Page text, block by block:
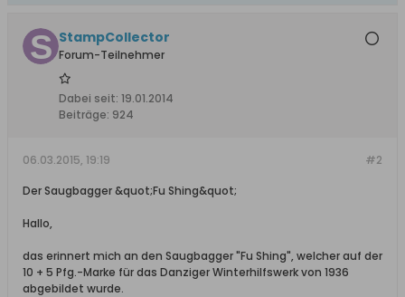
StampCollector
Forum-Teilnehmer
Dabei seit: 19.01.2014
Beiträge: 924
#2
06.03.2015, 19:19
Der Saugbagger &quot;Fu Shing&quot;
Hallo,
das erinnert mich an den Saugbagger "Fu Shing", welcher auf der
10 + 5 Pfg.-Marke für das Danziger Winterhilfswerk von 1936
abgebildet wurde.